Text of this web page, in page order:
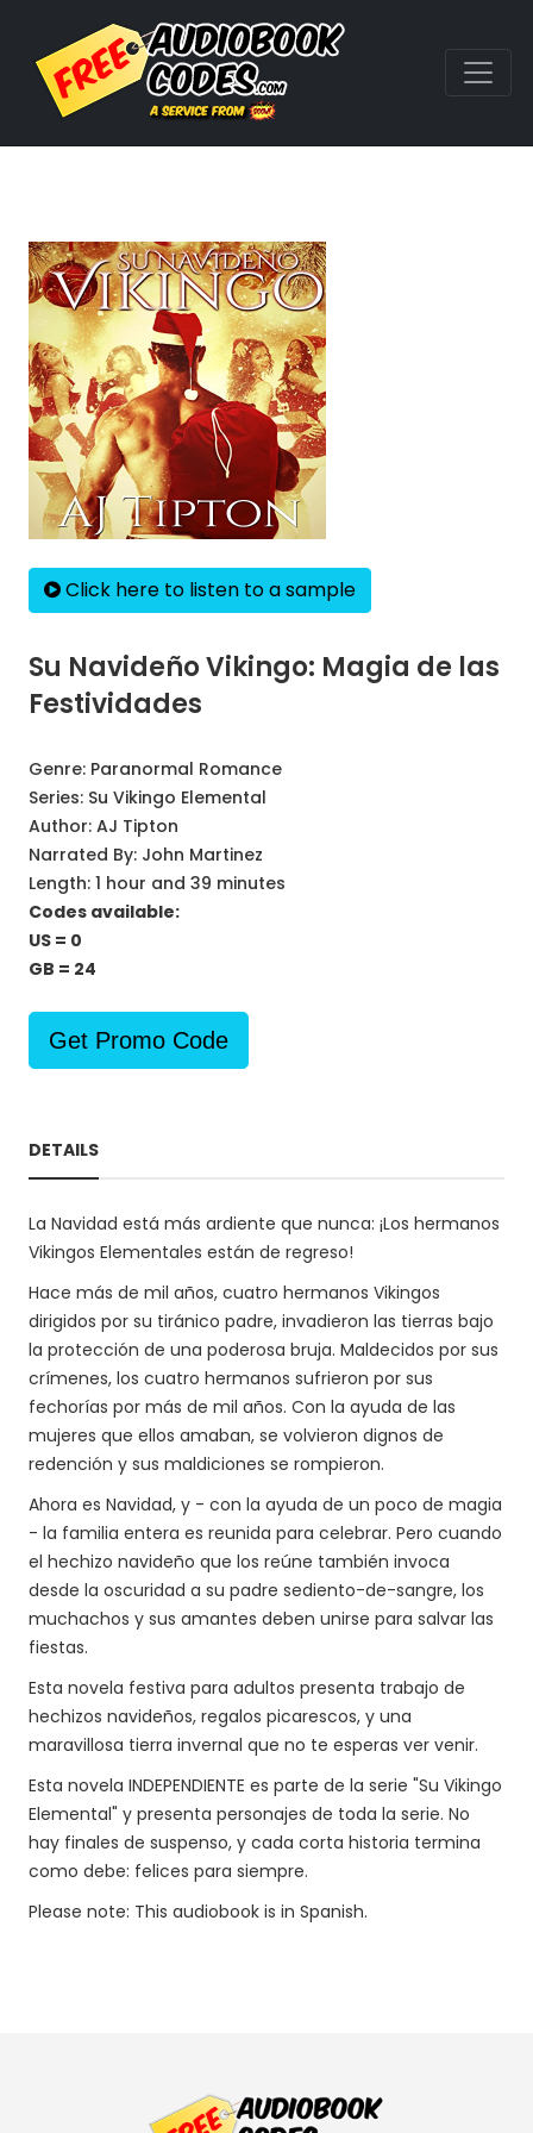
Click here to listen to a sample
Su Navideño Vikingo: Magia de las
Festividades
Genre: Paranormal Romance
Series: Su Vikingo Elemental
Author: AJ Tipton
Narrated By: John Martinez
Length: 1 hour and 39 minutes
Codes available:
US = 0
GB = 24
Get Promo Code
DETAILS
La Navidad está más ardiente que nunca: ¡Los hermanos
Vikingos Elementales están de regreso!
Hace más de mil años, cuatro hermanos Vikingos
dirigidos por su tiránico padre, invadieron las tierras bajo
la protección de una poderosa bruja. Maldecidos por sus
crímenes, los cuatro hermanos sufrieron por sus
fechorías por más de mil años. Con la ayuda de las
mujeres que ellos amaban, se volvieron dignos de
redención y sus maldiciones se rompieron.
Ahora es Navidad, y - con la ayuda de un poco de magia
- la familia entera es reunida para celebrar. Pero cuando
el hechizo navideño que los reúne también invoca
desde la oscuridad a su padre sediento-de-sangre, los
muchachos y sus amantes deben unirse para salvar las
fiestas.
Esta novela festiva para adultos presenta trabajo de
hechizos navideños, regalos picarescos, y una
maravillosa tierra invernal que no te esperas ver venir.
Esta novela INDEPENDIENTE es parte de la serie "Su Vikingo
Elemental" y presenta personajes de toda la serie. No
hay finales de suspenso, y cada corta historia termina
como debe: felices para siempre.
Please note: This audiobook is in Spanish.